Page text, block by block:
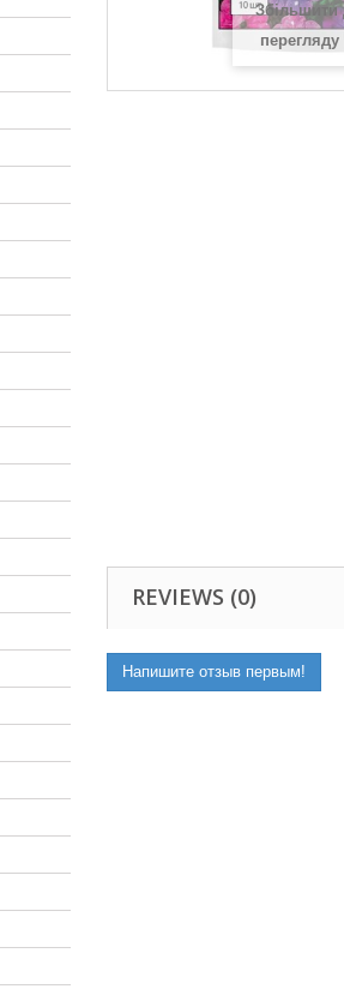
Збільшити
перегляду
REVIEWS (0)
Напишите отзыв первым!